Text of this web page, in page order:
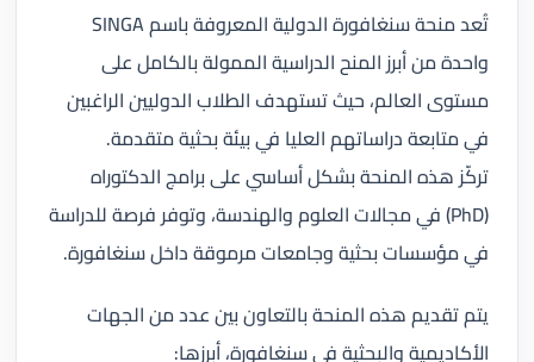
تُعد منحة سنغافورة الدولية المعروفة باسم SINGA
واحدة من أبرز المنح الدراسية الممولة بالكامل على
مستوى العالم، حيث تستهدف الطلاب الدوليين الراغبين
في متابعة دراساتهم العليا في بيئة بحثية متقدمة.
تركّز هذه المنحة بشكل أساسي على برامج الدكتوراه
(PhD) في مجالات العلوم والهندسة، وتوفر فرصة للدراسة
في مؤسسات بحثية وجامعات مرموقة داخل سنغافورة.
يتم تقديم هذه المنحة بالتعاون بين عدد من الجهات
الأكاديمية والبحثية في سنغافورة، أبرزها: